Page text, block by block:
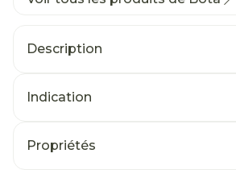
Description
Indication
Propriétés